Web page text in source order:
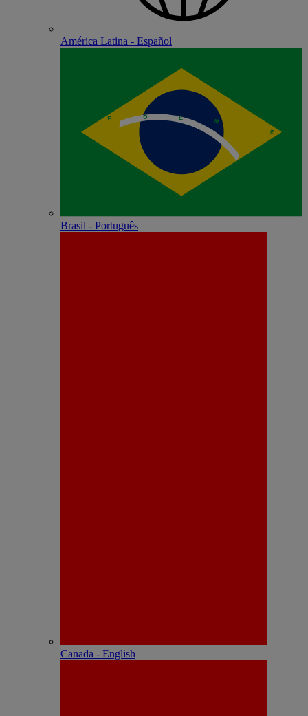
América Latina - Español
Brasil - Português
Canada - English